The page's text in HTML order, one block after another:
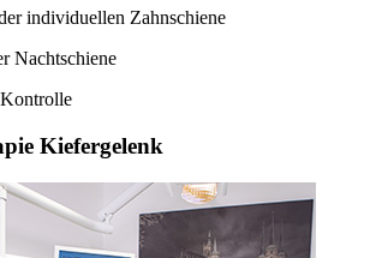
individuellen Zahnschiene
Nachtschiene
Kiefergelenk